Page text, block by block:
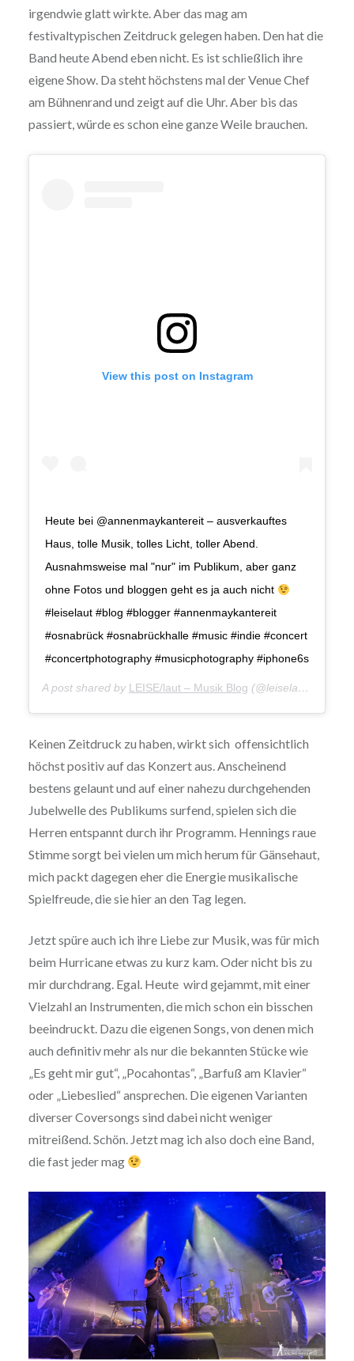
irgendwie glatt wirkte. Aber das mag am
festivaltypischen Zeitdruck gelegen haben. Den hat die
Band heute Abend eben nicht. Es ist schließlich ihre
eigene Show. Da steht höchstens mal der Venue Chef
am Bühnenrand und zeigt auf die Uhr. Aber bis das
passiert, würde es schon eine ganze Weile brauchen.
View this post on Instagram
Heute bei @annenmaykantereit – ausverkauftes
Haus, tolle Musik, tolles Licht, toller Abend.
Ausnahmsweise mal "nur" im Publikum, aber ganz
ohne Fotos und bloggen geht es ja auch nicht
#leiselaut #blog #blogger #annenmaykantereit
#osnabrück #osnabrückhalle #music #indie #concert
#concertphotography #musicphotography #iphone6s
A post shared by LEISE/laut – Musik Blog (@leiselaut) on
Keinen Zeitdruck zu haben, wirkt sich offensichtlich
höchst positiv auf das Konzert aus. Anscheinend
bestens gelaunt und auf einer nahezu durchgehenden
Jubelwelle des Publikums surfend, spielen sich die
Herren entspannt durch ihr Programm. Hennings raue
Stimme sorgt bei vielen um mich herum für Gänsehaut,
mich packt dagegen eher die Energie musikalische
Spielfreude, die sie hier an den Tag legen.
Jetzt spüre auch ich ihre Liebe zur Musik, was für mich
beim Hurricane etwas zu kurz kam. Oder nicht bis zu
mir durchdrang. Egal. Heute wird gejammt, mit einer
Vielzahl an Instrumenten, die mich schon ein bisschen
beeindruckt. Dazu die eigenen Songs, von denen mich
auch definitiv mehr als nur die bekannten Stücke wie
„Es geht mir gut“, „Pocahontas“, „Barfuß am Klavier“
oder „Liebeslied“ ansprechen. Die eigenen Varianten
diverser Coversongs sind dabei nicht weniger
mitreißend. Schön. Jetzt mag ich also doch eine Band,
die fast jeder mag